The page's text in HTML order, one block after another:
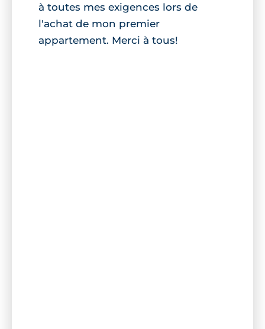
à toutes mes exigences lors de
l'achat de mon premier
appartement. Merci à tous!